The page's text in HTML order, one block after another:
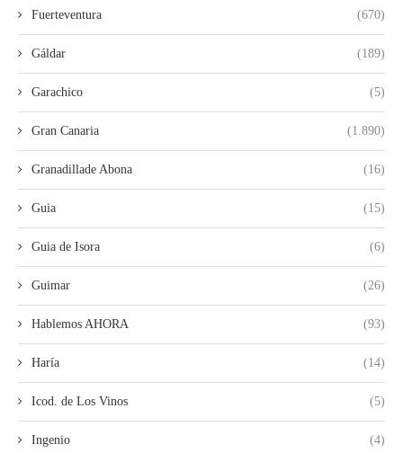
Fuerteventura (670)
Gáldar (189)
Garachico (5)
Gran Canaria (1.890)
Granadillade Abona (16)
Guia (15)
Guia de Isora (6)
Guimar (26)
Hablemos AHORA (93)
Haría (14)
Icod. de Los Vinos (5)
Ingenio (4)